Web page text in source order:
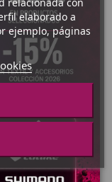
Marcas TOP
elaborado a
ejemplo, páginas